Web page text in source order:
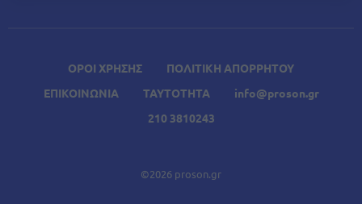
ΟΡΟΙ ΧΡΗΣΗΣ
ΠΟΛΙΤΙΚΗ ΑΠΟΡΡΗΤΟΥ
ΕΠΙΚΟΙΝΩΝΙΑ
ΤΑΥΤΟΤΗΤΑ
info@proson.gr
210 3810243
©2026 proson.gr